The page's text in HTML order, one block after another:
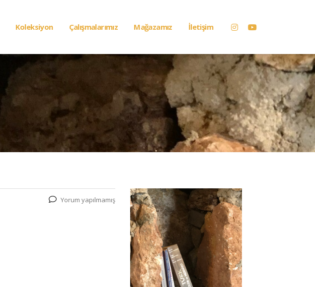
Koleksiyon Çalışmalarımız Mağazamız İletişim
Yorum yapılmamış